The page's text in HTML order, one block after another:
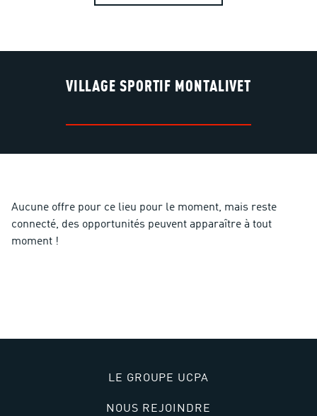
VILLAGE SPORTIF MONTALIVET
Aucune offre pour ce lieu pour le moment, mais reste
connecté, des opportunités peuvent apparaître à tout
moment !
LE GROUPE UCPA
NOUS REJOINDRE